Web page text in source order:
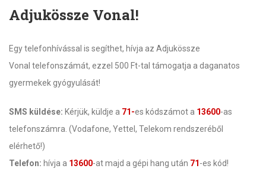
Adjukössze Vonal!
Egy telefonhívással is segíthet, hívja az Adjukössze
Vonal telefonszámát, ezzel 500 Ft-tal támogatja a daganatos
gyermekek gyógyulását!
SMS küldése: Kérjük, küldje a 71-es kódszámot a 13600-as
telefonszámra. (Vodafone, Yettel, Telekom rendszeréből
elérhető!)
Telefon: hívja a 13600-at majd a gépi hang után 71-es kód!